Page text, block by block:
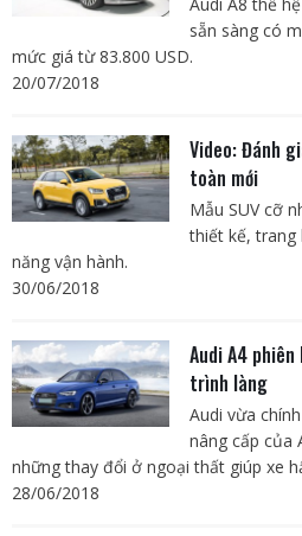
sẵn sàng có
mức giá từ 83.800 USD.
20/07/2018
Video: Đánh
toàn mới
Mẫu SUV cỡ
thiết kế, trang
năng vận hành.
30/06/2018
Audi A4
trình làng
Audi vừa
nâng cấp của
những thay đổi ở ngoại thất giúp xe
28/06/2018